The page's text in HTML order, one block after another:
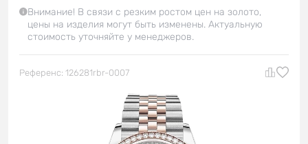
Внимание! В связи с резким ростом цен на золото,
цены на изделия могут быть изменены. Актуальную
стоимость уточняйте у менеджеров.
Референс: 126281rbr-0007